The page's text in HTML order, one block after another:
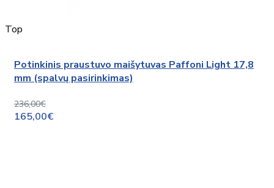
Top
Potinkinis praustuvo maišytuvas Paffoni Light 17,8
mm (spalvų pasirinkimas)
236,00€
165,00€